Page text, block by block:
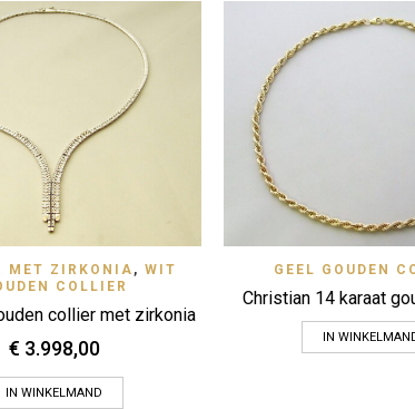
verlanglijstje Quick View
MET ZIRKONIA , WIT
COLLIER
collier met zirkonia
€ 3.998,00
IN WINKELMAND
Zet op verlanglijstje
GEEL GOUDEN
Christian 14 karaat
IN